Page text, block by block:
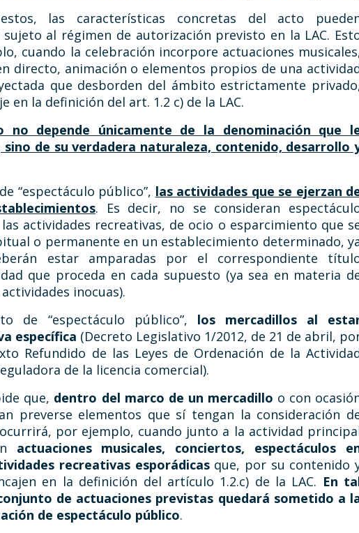
las características concretas del acto
al régimen de autorización previsto en la LAC.
cuando la celebración incorpore actuaciones
directo, animación o elementos propios de una
que desborden del ámbito estrictamente
en la definición del art. 1.2 c) de la LAC.
no depende únicamente de la denominación que
de su verdadera naturaleza, contenido, desarrollo
“espectáculo público”, las actividades que se ejerzan
. Es decir, no se consideran
actividades recreativas, de ocio o esparcimiento que
o permanente en un establecimiento determinado,
estar amparadas por el correspondiente
que proceda en cada supuesto (ya sea en materia
inocuas).
de “espectáculo público”, los mercadillos al
específica (Decreto Legislativo 1/2012, de 21 de abril,
Refundido de las Leyes de Ordenación de la
de la licencia comercial).
que, dentro del marco de un mercadillo o con
preverse elementos que sí tengan la consideración
por ejemplo, cuando junto a la actividad
actuaciones musicales, conciertos, espectáculos
recreativas esporádicasque, por su contenido
en la definición del artículo 1.2.c) de la LAC. En
de actuaciones previstas quedará sometido a
de espectáculo público.